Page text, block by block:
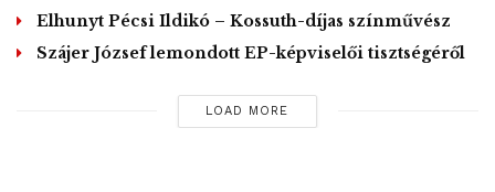
pedig a bölények életéről folyamatosan tájékoztatják az
érdeklődőket az igazgatóság Facebook-oldalán és
Youtube-csatornáján, amelyen egy az áttelepítésről szóló
kisfilm is megtekinthető.
Elhunyt Pécsi Ildikó – Kossuth-díjas színművész
Szájer József lemondott EP-képviselői tisztségéről
LOAD MORE